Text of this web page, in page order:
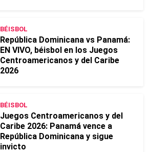
BÉISBOL
República Dominicana vs Panamá:
EN VIVO, béisbol en los Juegos
Centroamericanos y del Caribe
2026
BÉISBOL
Juegos Centroamericanos y del
Caribe 2026: Panamá vence a
República Dominicana y sigue
invicto